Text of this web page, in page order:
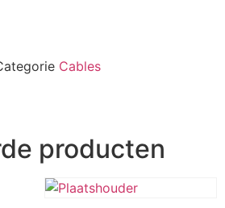
Cables
producten